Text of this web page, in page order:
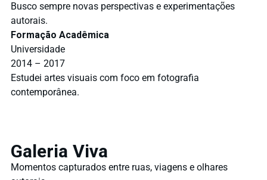
Busco sempre novas perspectivas e experimentações
autorais.
Formação Acadêmica
Universidade
2014 – 2017
Estudei artes visuais com foco em fotografia
contemporânea.
Galeria Viva
Momentos capturados entre ruas, viagens e olhares